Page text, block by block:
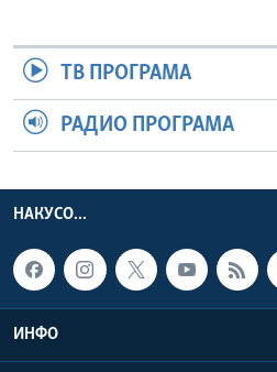
ТВ ПРОГРАМА
РАДИО ПРОГРАМА
НАКУСО...
ИНФО